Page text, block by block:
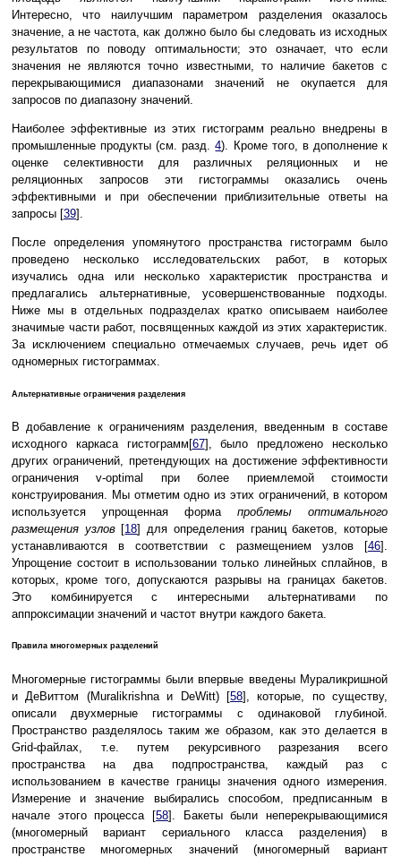
Интересно, что наилучшим параметром разделения оказалось
значение, а не частота, как должно было бы следовать из исходных
результатов по поводу оптимальности; это означает, что если
значения не являются точно известными, то наличие бакетов с
перекрывающимися диапазонами значений не окупается для
запросов по диапазону значений.
Наиболее эффективные из этих гистограмм реально внедрены в
промышленные продукты (см. разд.4). Кроме того, в дополнение к
оценке селективности для различных реляционных и не
реляционных запросов эти гистограммы оказались очень
эффективными и при обеспечении приблизительные ответы на
запросы [39].
После определения упомянутого пространства гистограмм было
проведено несколько исследовательских работ, в которых
изучались одна или несколько характеристик пространства и
предлагались альтернативные, усовершенствованные подходы.
Ниже мы в отдельных подразделах кратко описываем наиболее
значимые части работ, посвященных каждой из этих характеристик.
За исключением специально отмечаемых случаев, речь идет об
одномерных гистограммах.
Альтернативные ограничения разделения
В добавление к ограничениям разделения, введенным в составе
исходного каркаса гистограмм[67], было предложено несколько
других ограничений, претендующих на достижение эффективности
ограничения v-optimal при более приемлемой стоимости
конструирования. Мы отметим одно из этих ограничений, в котором
используется упрощенная форма проблемы оптимального
размещения узлов[18] для определения границ бакетов, которые
устанавливаются в соответствии с размещением узлов [46].
Упрощение состоит в использовании только линейных сплайнов, в
которых, кроме того, допускаются разрывы на границах бакетов.
Это комбинируется с интересными альтернативами по
аппроксимации значений и частот внутри каждого бакета.
Правила многомерных разделений
Многомерные гистограммы были впервые введены Мураликришной
и ДеВиттом (Muralikrishna и DeWitt) [58], которые, по существу,
описали двухмерные гистограммы с одинаковой глубиной.
Пространство разделялось таким же образом, как это делается в
Grid-файлах, т.е. путем рекурсивного разрезания всего
пространства на два подпространства, каждый раз с
использованием в качестве границы значения одного измерения.
Измерение и значение выбирались способом, предписанным в
начале этого процесса [58]. Бакеты были неперекрывающимися
(многомерный вариант сериального класса разделения) в
пространстве многомерных значений (многомерный вариант